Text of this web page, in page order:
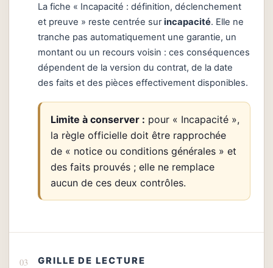
La fiche « Incapacité : définition, déclenchement
et preuve » reste centrée surincapacité. Elle ne
tranche pas automatiquement une garantie, un
montant ou un recours voisin : ces conséquences
dépendent de la version du contrat, de la date
des faits et des pièces effectivement disponibles.
Limite à conserver : pour « Incapacité »,
la règle officielle doit être rapprochée
de « notice ou conditions générales » et
des faits prouvés ; elle ne remplace
aucun de ces deux contrôles.
GRILLE DE LECTURE